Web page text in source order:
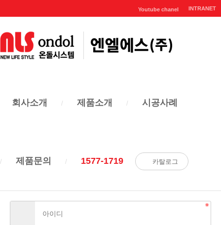
INTRANET
Youtube chanel
회사소개 제품소개 시공사례
제품문의 1577-1719 카탈로그
로그인